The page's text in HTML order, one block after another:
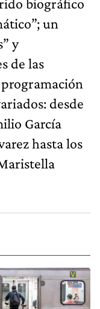
un
y
de las
desde
García
hasta los